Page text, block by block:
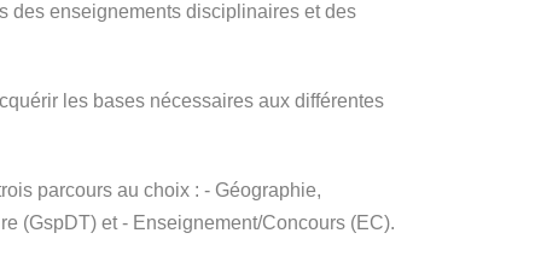
des enseignements disciplinaires et des
les bases nécessaires aux différentes
parcours au choix : - Géographie,
(GspDT) et - Enseignement/Concours (EC).